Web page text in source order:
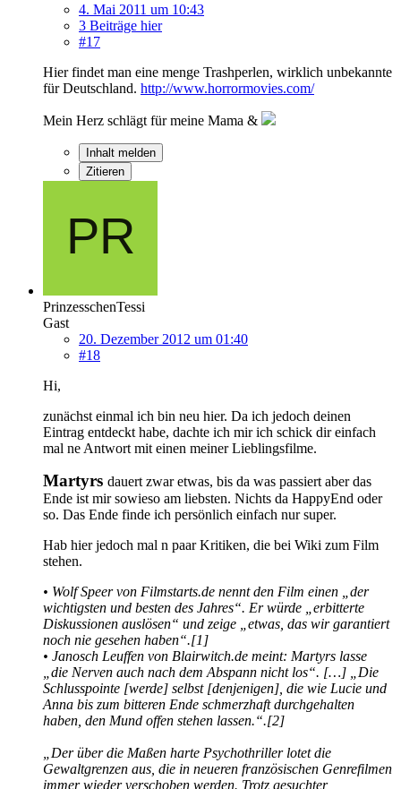
4. Mai 2011 um 10:43
3 Beiträge hier
#17
Hier findet man eine menge Trashperlen, wirklich unbekannte
für Deutschland. http://www.horrormovies.com/
Mein Herz schlägt für meine Mama &
Inhalt melden
Zitieren
PrinzesschenTessi
Gast
20. Dezember 2012 um 01:40
#18
Hi,
zunächst einmal ich bin neu hier. Da ich jedoch deinen
Eintrag entdeckt habe, dachte ich mir ich schick dir einfach
mal ne Antwort mit einen meiner Lieblingsfilme.
Martyrs dauert zwar etwas, bis da was passiert aber das
Ende ist mir sowieso am liebsten. Nichts da HappyEnd oder
so. Das Ende finde ich persönlich einfach nur super.
Hab hier jedoch mal n paar Kritiken, die bei Wiki zum Film
stehen.
• Wolf Speer von Filmstarts.de nennt den Film einen „der
wichtigsten und besten des Jahres“. Er würde „erbitterte
Diskussionen auslösen“ und zeige „etwas, das wir garantiert
noch nie gesehen haben“.[1]
• Janosch Leuffen von Blairwitch.de meint: Martyrs lasse
„die Nerven auch nach dem Abspann nicht los“. […] „Die
Schlusspointe [werde] selbst [denjenigen], die wie Lucie und
Anna bis zum bitteren Ende schmerzhaft durchgehalten
haben, den Mund offen stehen lassen.“.[2]
„Der über die Maßen harte Psychothriller lotet die
Gewaltgrenzen aus, die in neueren französischen Genrefilmen
immer wieder verschoben werden. Trotz gesuchter